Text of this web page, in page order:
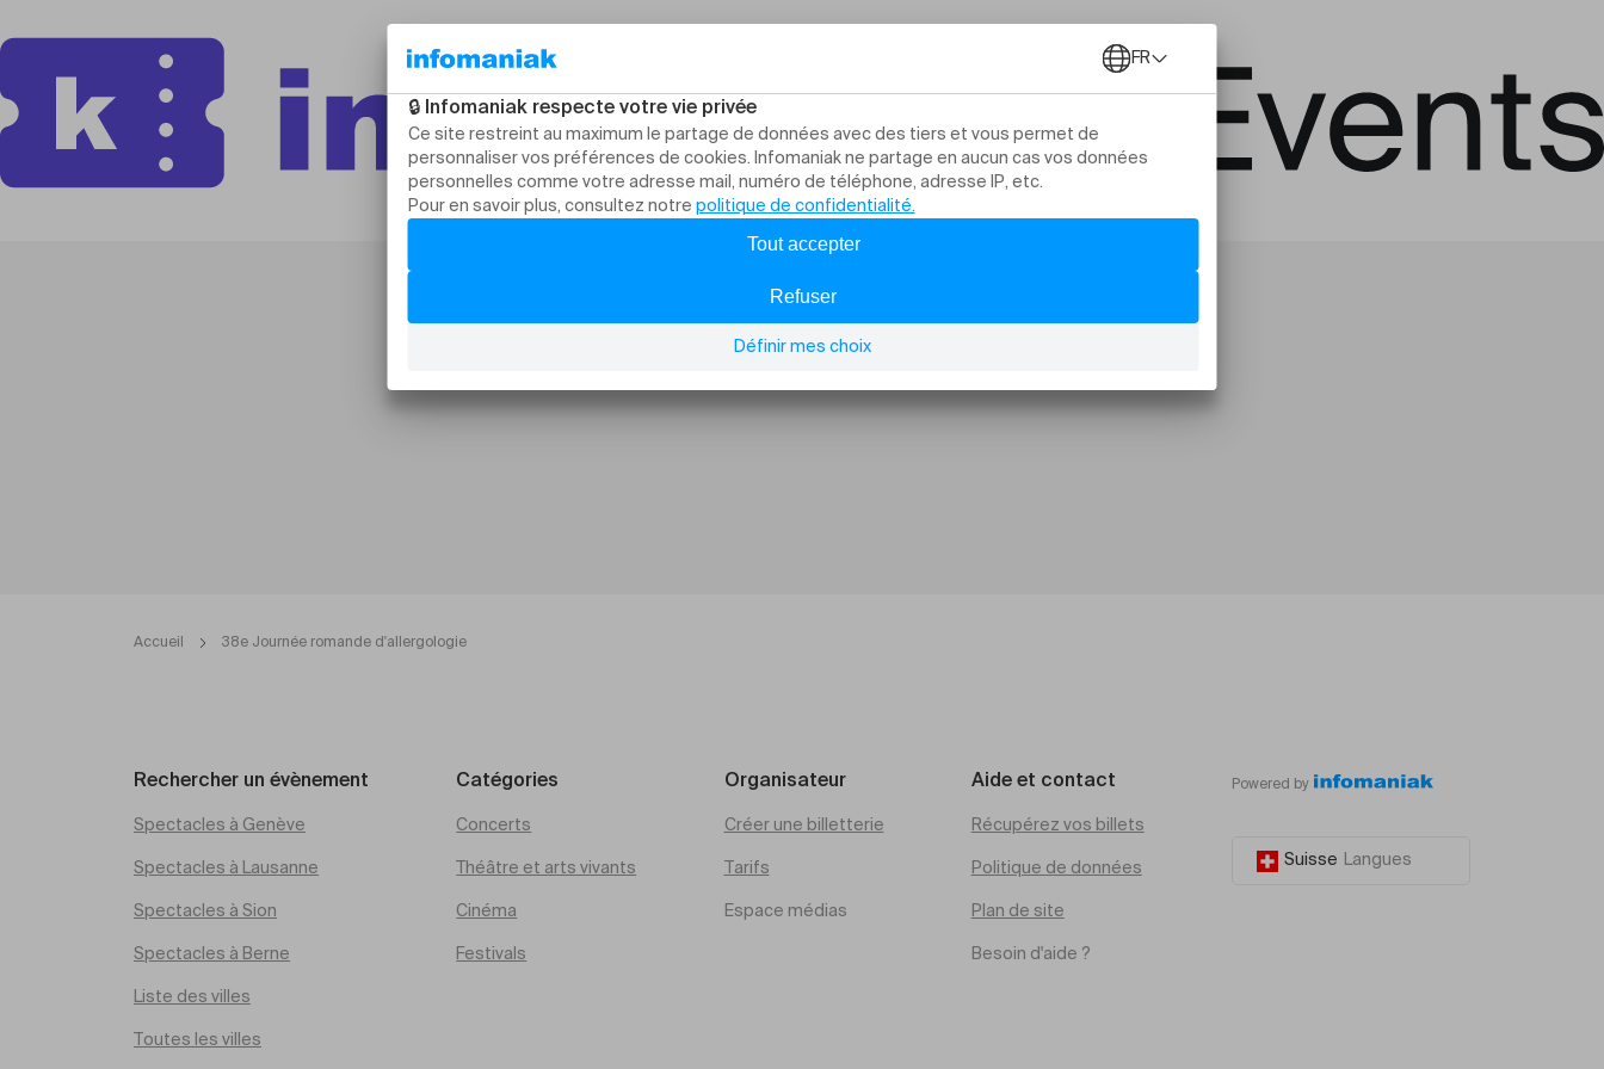
Accueil 38e Journée romande d'allergologie
Rechercher un évènement
Spectacles à Genève
Spectacles à Lausanne
Spectacles à Sion
Spectacles à Berne
Liste des villes
Toutes les villes
Catégories
Concerts
Théâtre et arts vivants
Cinéma
Festivals
Organisateur
Créer une billetterie
Tarifs
Espace médias
Aide et contact
Récupérez vos billets
Politique de données
Plan de site
Besoin d'aide ?
Powered by
Suisse Langues